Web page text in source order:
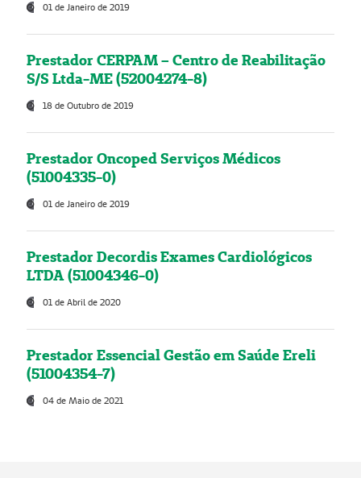
01 de Janeiro de 2019
Prestador CERPAM – Centro de Reabilitação
S/S Ltda-ME (52004274-8)
18 de Outubro de 2019
Prestador Oncoped Serviços Médicos
(51004335-0)
01 de Janeiro de 2019
Prestador Decordis Exames Cardiológicos
LTDA (51004346-0)
01 de Abril de 2020
Prestador Essencial Gestão em Saúde Ereli
(51004354-7)
04 de Maio de 2021